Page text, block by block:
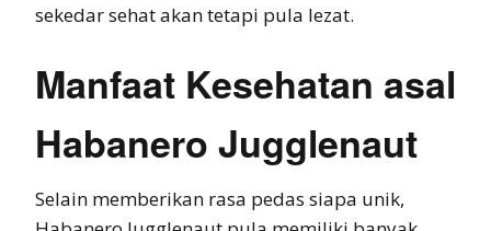
sekedar sehat akan tetapi pula lezat.
Manfaat Kesehatan asal
Habanero Jugglenaut
Selain memberikan rasa pedas siapa unik,